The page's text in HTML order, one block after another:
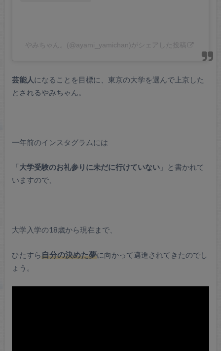
やみちゃん。(@ayami_yamichan)がシェアした投稿
芸能人になることを目標に、東京の大学を選んで上京した
とされるやみちゃん。
一年前のインスタグラムには
「大学受験のお礼参りに未だに行けていない」と書かれて
いますので、
大学入学の18歳から現在まで、
ひたすら自分の決めた夢に向かって邁進されてきたのでし
ょう。